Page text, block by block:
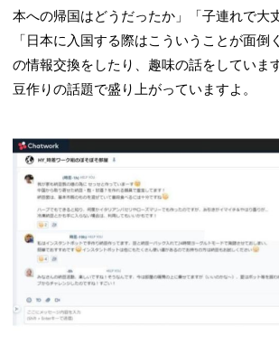
本への帰国はどうだったか」「子連れで大
「日本に入国する際はこういうことが面倒
の情報交換をしたり、趣味の話をしていま
豆作りの話題で盛り上がっていますよ。